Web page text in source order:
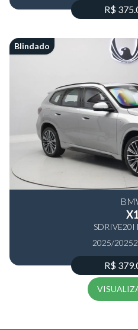
R$
Blindado
X1
SDRIVE20I
2025/2025
R$